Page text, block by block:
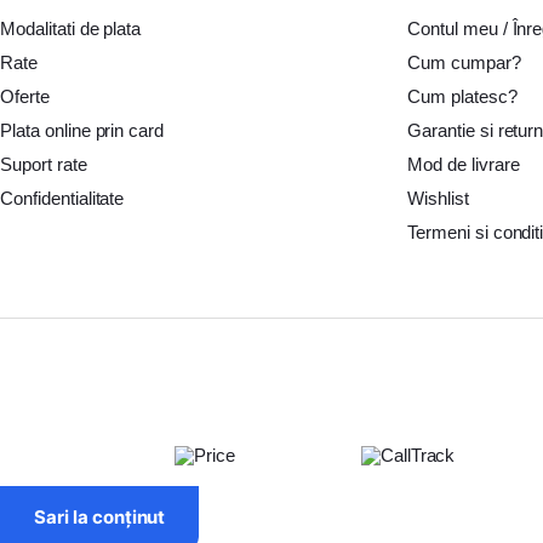
Suflanta aer cald BOSCH Placi compactoare & Ciocan demolator
Accesorii scule electrice DeWALT
Echipamente de protectie Echipamente de protectie Makita
Surubelnita electrica BOSCH Surubelnita electrica Heinner
Modalitati de plata
Rate
Oferte
Plata online prin card
Suport rate
Confidentialitate
Contul meu /
Cum cumpar?
Cum platesc?
Garantie si
Mod de livrare
Wishlist
Termeni si
Sari la conținut